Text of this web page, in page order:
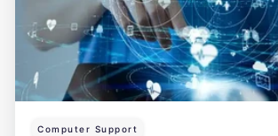
Computer Support